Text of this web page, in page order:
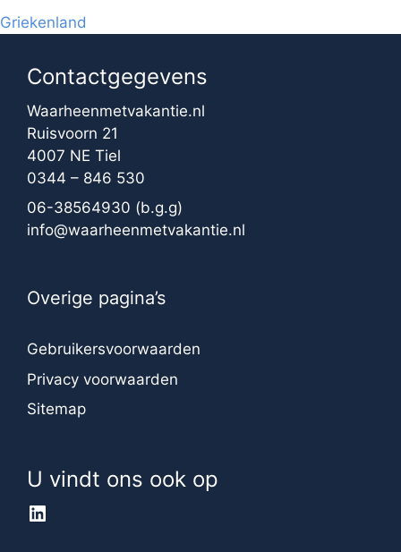
Griekenland
Contactgegevens
Waarheenmetvakantie.nl
Ruisvoorn 21
4007 NE Tiel
0344 – 846 530
06-38564930 (b.g.g)
info@waarheenmetvakantie.nl
Overige pagina’s
Gebruikersvoorwaarden
Privacy voorwaarden
Sitemap
U vindt ons ook op
LinkedIn